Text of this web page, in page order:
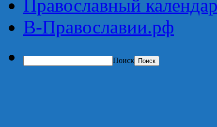
Православный
В-Православии.рф
Поиск